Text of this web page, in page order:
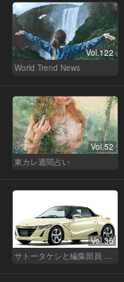
Vol.122
World Trend News
Vol.52
東カレ週間占い
Vol.36
サトータケシと編集部員 船山の"CAR GENTSへの道"